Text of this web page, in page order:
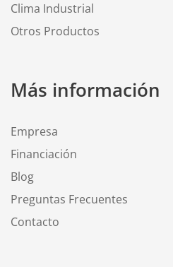
Clima Industrial
Otros Productos
Más información
Empresa
Financiación
Blog
Preguntas Frecuentes
Contacto